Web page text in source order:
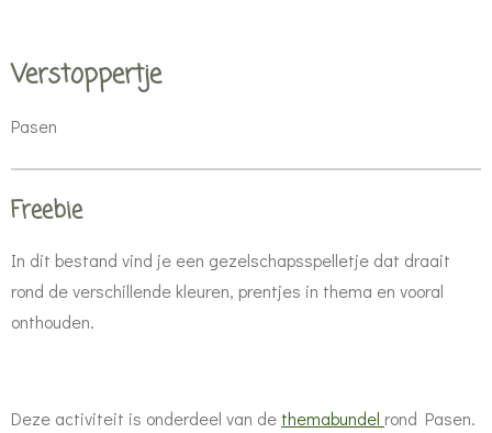
Verstoppertje
Pasen
Freebie
In dit bestand vind je een gezelschapsspelletje dat draait
rond de verschillende kleuren, prentjes in thema en vooral
onthouden.
Deze activiteit is onderdeel van de themabundel rond Pasen.